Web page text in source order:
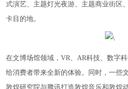
式演艺、主题灯光夜游、主题商业街区
卡目的地。
在文博场馆领域，VR、AR科技、数字
给消费者带来全新的体验。同时，一些
敦煌研究院与腾讯打造敦煌音乐和敦煌